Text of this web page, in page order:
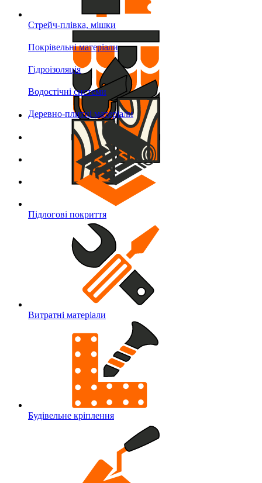
Стрейч-плівка, мішки
Покрівельні матеріали
Гідроізоляція
Водостічні системи
Деревно-плитні матеріали
Підлогові покриття
Витратні матеріали
Будівельне кріплення